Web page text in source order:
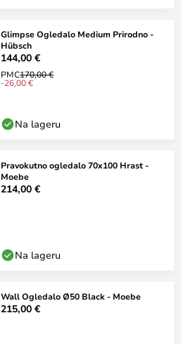
Glimpse Ogledalo Medium Prirodno -
Hübsch
144,00 €
PMC170,00 €
-26,00 €
Na lageru
Pravokutno ogledalo 70x100 Hrast -
Moebe
214,00 €
Na lageru
Wall Ogledalo Ø50 Black - Moebe
215,00 €